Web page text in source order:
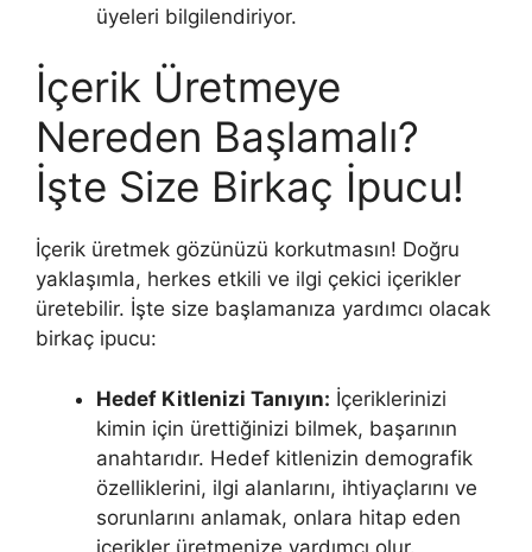
üyeleri bilgilendiriyor.
İçerik Üretmeye
Nereden Başlamalı?
İşte Size Birkaç İpucu!
İçerik üretmek gözünüzü korkutmasın! Doğru
yaklaşımla, herkes etkili ve ilgi çekici içerikler
üretebilir. İşte size başlamanıza yardımcı olacak
birkaç ipucu:
Hedef Kitlenizi Tanıyın: İçeriklerinizi
kimin için ürettiğinizi bilmek, başarının
anahtarıdır. Hedef kitlenizin demografik
özelliklerini, ilgi alanlarını, ihtiyaçlarını ve
sorunlarını anlamak, onlara hitap eden
içerikler üretmenize yardımcı olur.